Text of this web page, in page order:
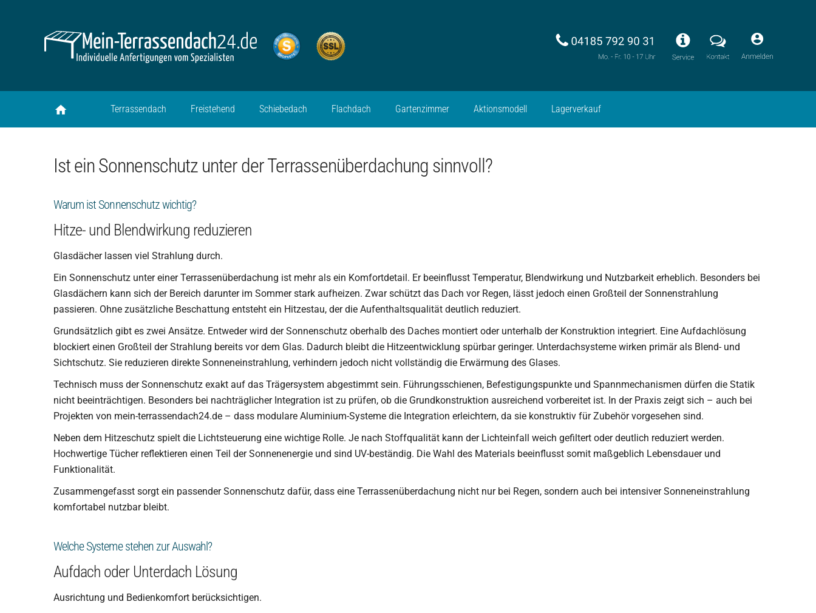
Terrassendach Freistehend Schiebedach Flachdach Gartenzimmer Aktionsmodell Lagerverkauf
Ist ein Sonnenschutz unter der Terrassenüberdachung sinnvoll?
Warum ist Sonnenschutz wichtig?
Hitze- und Blendwirkung reduzieren
Glasdächer lassen viel Strahlung durch.
Ein Sonnenschutz unter einer Terrassenüberdachung ist mehr als ein Komfortdetail. Er beeinflusst Temperatur, Blendwirkung und Nutzbarkeit erheblich. Besonders bei
Glasdächern kann sich der Bereich darunter im Sommer stark aufheizen. Zwar schützt das Dach vor Regen, lässt jedoch einen Großteil der Sonnenstrahlung
passieren. Ohne zusätzliche Beschattung entsteht ein Hitzestau, der die Aufenthaltsqualität deutlich reduziert.
Grundsätzlich gibt es zwei Ansätze. Entweder wird der Sonnenschutz oberhalb des Daches montiert oder unterhalb der Konstruktion integriert. Eine Aufdachlösung
blockiert einen Großteil der Strahlung bereits vor dem Glas. Dadurch bleibt die Hitzeentwicklung spürbar geringer. Unterdachsysteme wirken primär als Blend- und
Sichtschutz. Sie reduzieren direkte Sonneneinstrahlung, verhindern jedoch nicht vollständig die Erwärmung des Glases.
Technisch muss der Sonnenschutz exakt auf das Trägersystem abgestimmt sein. Führungsschienen, Befestigungspunkte und Spannmechanismen dürfen die Statik
nicht beeinträchtigen. Besonders bei nachträglicher Integration ist zu prüfen, ob die Grundkonstruktion ausreichend vorbereitet ist. In der Praxis zeigt sich – auch bei
Projekten von mein-terrassendach24.de – dass modulare Aluminium-Systeme die Integration erleichtern, da sie konstruktiv für Zubehör vorgesehen sind.
Neben dem Hitzeschutz spielt die Lichtsteuerung eine wichtige Rolle. Je nach Stoffqualität kann der Lichteinfall weich gefiltert oder deutlich reduziert werden.
Hochwertige Tücher reflektieren einen Teil der Sonnenenergie und sind UV-beständig. Die Wahl des Materials beeinflusst somit maßgeblich Lebensdauer und
Funktionalität.
Zusammengefasst sorgt ein passender Sonnenschutz dafür, dass eine Terrassenüberdachung nicht nur bei Regen, sondern auch bei intensiver Sonneneinstrahlung
komfortabel nutzbar bleibt.
Welche Systeme stehen zur Auswahl?
Aufdach oder Unterdach Lösung
Ausrichtung und Bedienkomfort berücksichtigen.